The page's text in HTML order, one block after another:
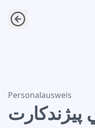
شخصي پیژندکارت
Personalausweis